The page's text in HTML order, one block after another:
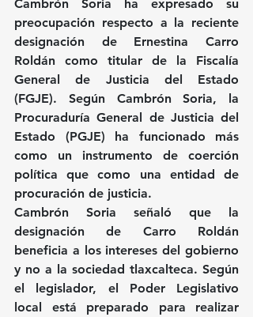
Cambrón Soria ha expresado su
preocupación respecto a la reciente
designación de Ernestina Carro
Roldán como titular de la Fiscalía
General de Justicia del Estado
(FGJE). Según Cambrón Soria, la
Procuraduría General de Justicia del
Estado (PGJE) ha funcionado más
como un instrumento de coerción
política que como una entidad de
procuración de justicia.
Cambrón Soria señaló que la
designación de Carro Roldán
beneficia a los intereses del gobierno
y no a la sociedad tlaxcalteca. Según
el legislador, el Poder Legislativo
local está preparado para realizar